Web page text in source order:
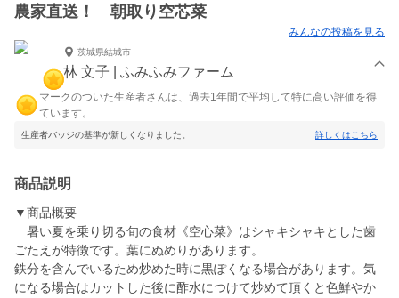
農家直送！ 朝取り空芯菜
みんなの投稿を見る
茨城県結城市
林 文子 | ふみふみファーム
マークのついた生産者さんは、過去1年間で平均して特に高い評価を得
ています。
生産者バッジの基準が新しくなりました。 詳しくはこちら
商品説明
▼商品概要
暑い夏を乗り切る旬の食材《空心菜》はシャキシャキとした歯
ごたえが特徴です。葉にぬめりがあります。
鉄分を含んでいるため炒めた時に黒ぽくなる場合があります。気
になる場合はカットした後に酢水につけて炒めて頂くと色鮮やか